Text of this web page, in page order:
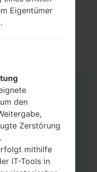
Eigentümer
den
Zerstörung
mithilfe
IT-Tools in